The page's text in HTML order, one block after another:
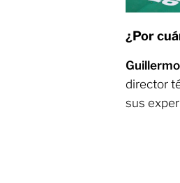
¿Por
director
sus